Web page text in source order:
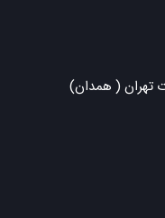
تهران ( همدان)